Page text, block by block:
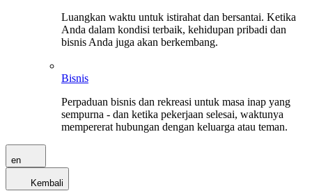
Luangkan waktu untuk istirahat dan bersantai. Ketika
Anda dalam kondisi terbaik, kehidupan pribadi dan
bisnis Anda juga akan berkembang.
Bisnis
Perpaduan bisnis dan rekreasi untuk masa inap yang
sempurna - dan ketika pekerjaan selesai, waktunya
mempererat hubungan dengan keluarga atau teman.
en
Kembali